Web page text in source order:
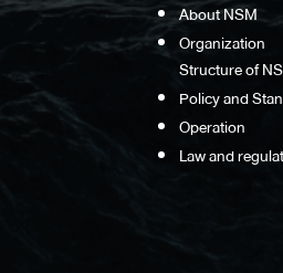
About NSM
Organization
Structure of
Policy and
Operation
Law and